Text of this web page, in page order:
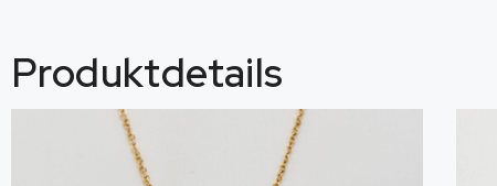
Produktdetails